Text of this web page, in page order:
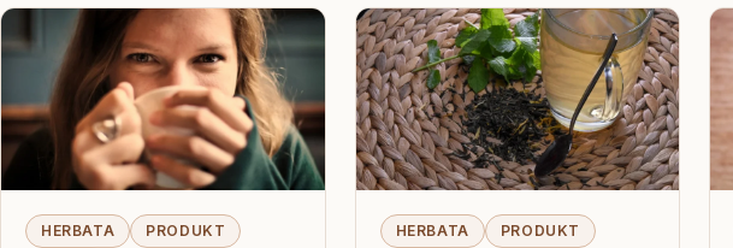
HERBATA
PRODUKT
HERBATA
PRODUKT